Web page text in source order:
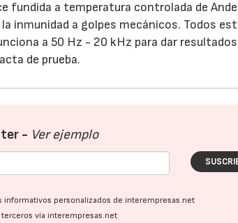
fundida a temperatura controlada de
inmunidad a golpes mecánicos. Todos
a 50 Hz - 20 kHz para dar
de prueba.
- Ver ejemplo
personalizados de interempresas.net
vía interempresas.net
21/07/2026